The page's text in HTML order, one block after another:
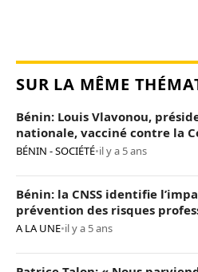
SUR LA MÊME
Bénin: Louis Vlavonou,
nationale, vacciné contre la
BÉNIN - SOCIÉTÉ•il y a 5 ans
Bénin: la CNSS identifie
prévention des risques
A LA UNE•il y a 5 ans